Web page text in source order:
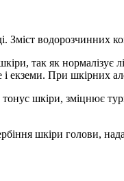
Зміст водорозчинних
так як
екземи. При шкірних
шкіри, зміцнює
шкіри голови,